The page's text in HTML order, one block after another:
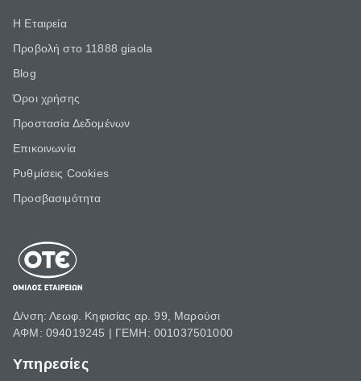
Η Εταιρεία
Προβολή στο 11888 giaola
Blog
Όροι χρήσης
Προστασία Δεδομένων
Επικοινωνία
Ρυθμίσεις Cookies
Προσβασιμότητα
Δ/νση: Λεωφ. Κηφισίας αρ. 99, Μαρούσι
ΑΦΜ: 094019245 | ΓΕΜΗ: 001037501000
Υπηρεσίες